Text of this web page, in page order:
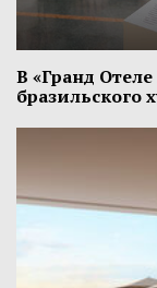
В «Гранд
бразильского